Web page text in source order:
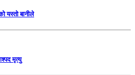
यस्तो बानीले
मृत्यु